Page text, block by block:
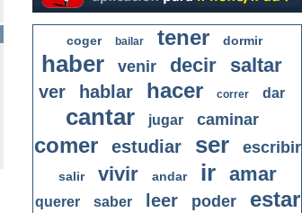
coger bailar tener dormir
haber venir decir saltar
ver hablar hacer correr dar
cantar jugar caminar
comer estudiar ser escribir
salir vivir andar ir amar
querer saber leer poder estar